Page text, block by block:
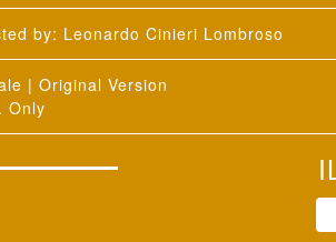
: Leonardo Cinieri Lombroso